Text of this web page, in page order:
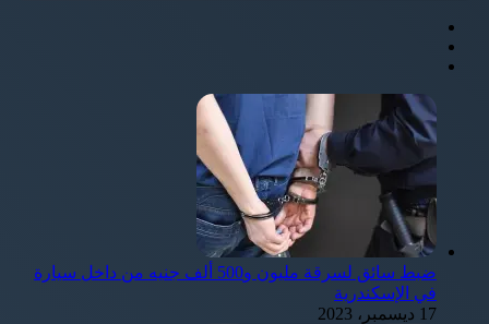
ضبط سائق لسرقة مليون و500 ألف جنيه من داخل سيارة
في الإسكندرية
17 ديسمبر، 2023